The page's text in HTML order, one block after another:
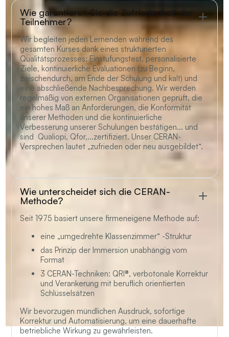
Wie garantieren Sie die Zufriedenheit der
Teilnehmer?
Wir begleiten jeden Lernenden während des
gesamten Kurses dank eines strukturierten
Qualitätsprozesses: Einstufungstest, personalisierte
Ziele, kontinuierliche Evaluationen (zu Beginn,
zwischendurch, am Ende der Schulung und kalt) und
eine abschließende Nachbesprechung. Wir werden
regelmäßig von externen Organisationen geprüft, die
ein hohes Maß an Anforderungen, die Konformität
unserer Methoden und die kontinuierliche
Verbesserung unserer Schulungen bestätigen... und
sind Qualiopi, Qfor,...zertifiziert. Unser CERAN-
Versprechen lautet „zufrieden oder neu ausgebildet“.
Wie unterscheidet sich die CERAN-
Methode?
Seit 1975 basiert unsere firmeneigene Methode auf:
eine „umgedrehte Klassenzimmer“ -Struktur
das Prinzip der Immersion unabhängig vom
Format
3 CERAN-Techniken: QRI®, verbotonale Korrektur
und Verankerung mit beruflich orientierten
Schlüsselsätzen
Wir bevorzugen mündlichen Ausdruck, sofortige
Korrektur und Automatisierung, um eine dauerhafte
betriebliche Wirkung zu gewährleisten.